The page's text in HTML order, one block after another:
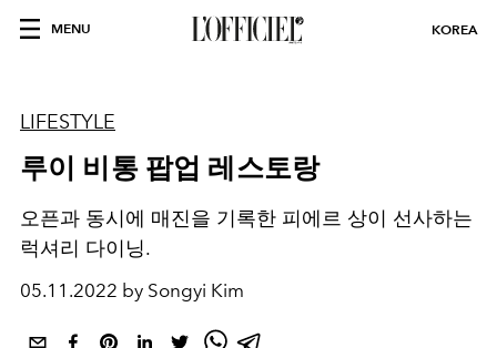
MENU KOREA
LIFESTYLE
루이 비통 팝업 레스토랑
오픈과 동시에 매진을 기록한 피에르 상이 선사하는
럭셔리 다이닝.
05.11.2022 by Songyi Kim